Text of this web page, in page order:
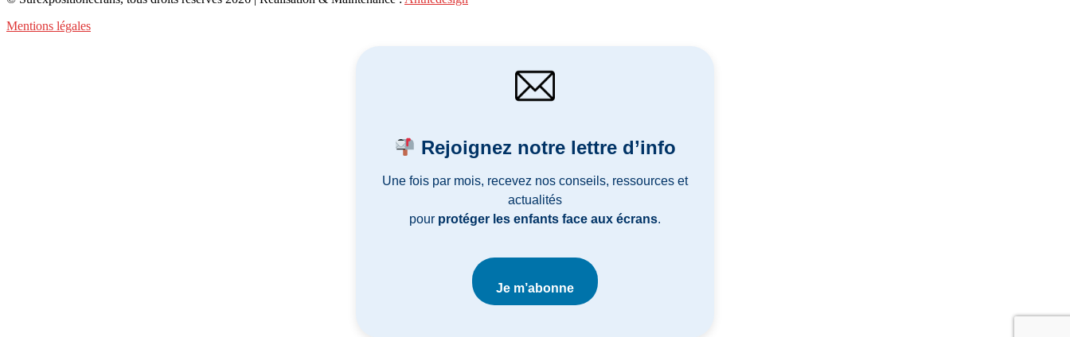
Mentions légales
Rejoignez notre lettre d’info
Une fois par mois, recevez nos conseils, ressources et
actualités
pour protéger les enfants face aux écrans.
Je m’abonne